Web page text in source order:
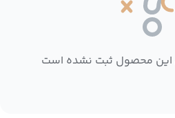
این محصول ثبت نشده است